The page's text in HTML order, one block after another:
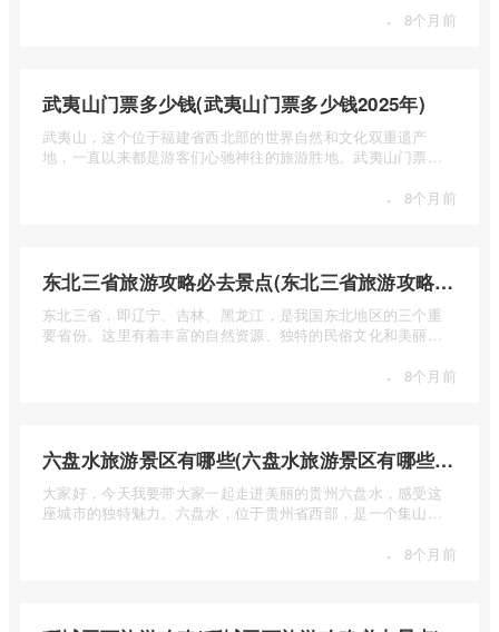
· 8个月前
武夷山门票多少钱(武夷山门票多少钱2025年)
武夷山，这个位于福建省西北部的世界自然和文化双重遗产
地，一直以来都是游客们心驰神往的旅游胜地。武夷山门票多
· 8个月前
东北三省旅游攻略必去景点(东北三省旅游攻略必去景点视频介绍)
东北三省，即辽宁、吉林、黑龙江，是我国东北地区的三个重
要省份。这里有着丰富的自然资源、独特的民俗文化和美丽的
· 8个月前
六盘水旅游景区有哪些(六盘水旅游景区有哪些景点值得去)
大家好，今天我要带大家一起走进美丽的贵州六盘水，感受这
座城市的独特魅力。六盘水，位于贵州省西部，是一个集山水
· 8个月前